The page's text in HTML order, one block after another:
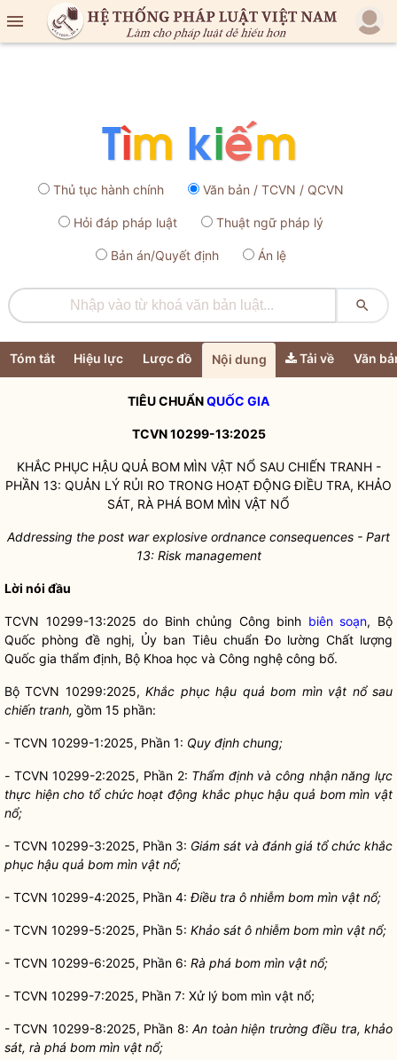

Thủ tục hành chính Văn bản / TCVN / QCVN
Hỏi đáp pháp luật Thuật ngữ pháp lý
Bản án/Quyết định Án lệ

Tóm tắt Hiệu lực Lược đồ Nội dung Tải về Văn
TIÊU CHUẨNQUỐC GIA
TCVN 10299-13:2025
KHẮC PHỤC HẬU QUẢ BOM MÌN VẬT NỔ SAU CHIẾN TRANH -
PHẦN 13: QUẢN LÝ RỦI RO TRONG HOẠT ĐỘNG ĐIỀU TRA, KHẢO
SÁT, RÀ PHÁ BOM MÌN VẬT NỔ
Addressing the post war explosive ordnance consequences - Part
13: Risk management
Lời nói đầu
TCVN 10299-13:2025 do Binh chủng Công binh biên soạn, Bộ
Quốc phòng đề nghị, Ủy ban Tiêu chuẩn Đo lường Chất lượng
Quốc gia thẩm định, Bộ Khoa học và Công nghệ công bố.
Bộ TCVN 10299:2025,Khắc phục hậu quả bom mìn vật nổ sau
chiến tranh, gồm 15 phần:
- TCVN 10299-1:2025, Phần 1: Quy định chung;
- TCVN 10299-2:2025, Phần 2: Thẩm định và công nhận năng lực
thực hiện cho tổ chức hoạt động khắc phục hậu quả bom mìn vật
nổ;
- TCVN 10299-3:2025, Phần 3: Giám sát và đánh giá tổ chức khắc
phục hậu quả bom mìn vật nổ;
- TCVN 10299-4:2025, Phần 4: Điều tra ô nhiễm bom mìn vật nổ;
- TCVN 10299-5:2025, Phần 5: Khảo sát ô nhiễm bom mìn vật nổ;
- TCVN 10299-6:2025, Phần 6: Rà phá bom mìn vật nổ;
- TCVN 10299-7:2025, Phần 7: Xử lý bom mìn vật nổ;
- TCVN 10299-8:2025, Phần 8:An toàn hiện trường điều tra, khảo
sát, rà phá bom mìn vật nổ;